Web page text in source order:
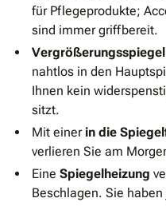
für Pflegeprodukte;
sind immer griffbereit.
Vergrößerungsspiegel
nahtlos in den
Ihnen kein
sitzt.
Mit einerin die
verlieren Sie am
Eine Spiegelheizung
Beschlagen. Sie